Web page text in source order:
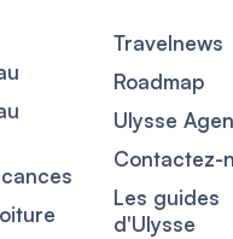
Travelnews
Roadmap
Ulysse
Contactez-
Les guides
d'Ulysse